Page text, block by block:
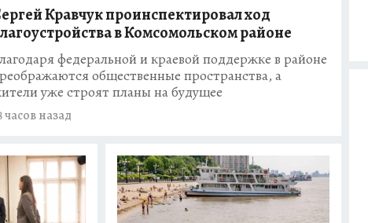
Кравчук проинспектировал ход
в Комсомольском районе
федеральной и краевой поддержке в районе
общественные пространства, а
уже строят планы на будущее
часов назад